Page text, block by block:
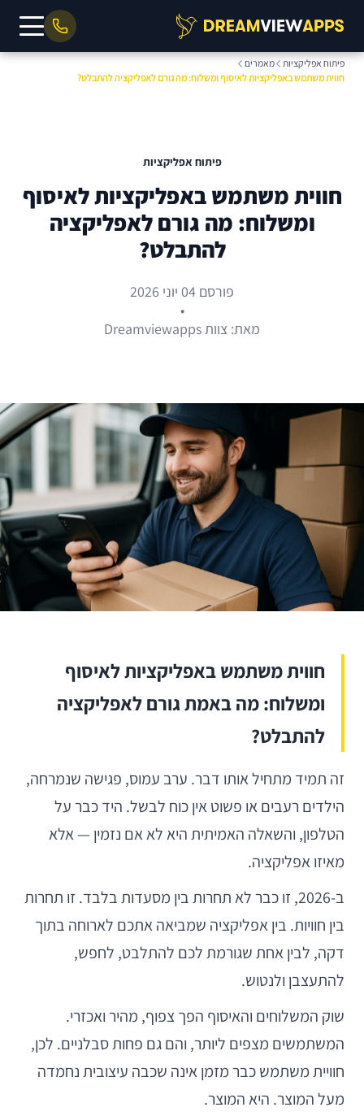
פיתוח אפליקציות
מאמרים
חווית משתמש באפליקציות לאיסוף ומשלוח: מה גורם לאפליקציה להתבלט?
פיתוח אפליקציות
חווית משתמש באפליקציות לאיסוף
ומשלוח: מה גורם לאפליקציה
להתבלט?
פורסם 04 יוני 2026
•
מאת: צוות Dreamviewapps
חווית משתמש באפליקציות לאיסוף
ומשלוח: מה באמת גורם לאפליקציה
להתבלט?
זה תמיד מתחיל אותו דבר. ערב עמוס, פגישה שנמרחה,
הילדים רעבים או פשוט אין כוח לבשל. היד כבר על
הטלפון, והשאלה האמיתית היא לא אם נזמין — אלא
מאיזו אפליקציה.
ב-2026, זו כבר לא תחרות בין מסעדות בלבד. זו תחרות
בין חוויות. בין אפליקציה שמביאה אתכם לארוחה בתוך
דקה, לבין אחת שגורמת לכם להתלבט, לחפש,
להתעצבן ולנטוש.
שוק המשלוחים והאיסוף הפך צפוף, מהיר ואכזרי.
המשתמשים מצפים ליותר, והם גם פחות סבלניים. לכן,
חוויית משתמש כבר מזמן אינה שכבה עיצובית נחמדה
מעל המוצר. היא המוצר.